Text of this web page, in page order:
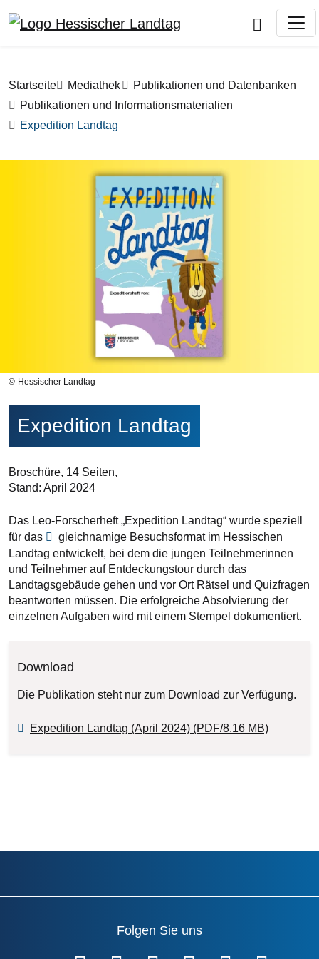
Pfadnavigation
Startseite Mediathek
Publikationen und Datenbanken
Publikationen und Informationsmaterialien
Expedition Landtag
Hessischer Landtag
Expedition Landtag
Broschüre, 14 Seiten,
Stand: April 2024
Das Leo-Forscherheft „Expedition Landtag“ wurde speziell
für das
gleichnamige Besuchsformatim Hessischen
Landtag entwickelt, bei dem die jungen Teilnehmerinnen
und Teilnehmer auf Entdeckungstour durch das
Landtagsgebäude gehen und vor Ort Rätsel und Quizfragen
beantworten müssen. Die erfolgreiche Absolvierung der
einzelnen Aufgaben wird mit einem Stempel dokumentiert.
Download
Die Publikation steht nur zum Download zur Verfügung.
Expedition Landtag (April 2024) (PDF/8.16 MB)
Folgen Sie uns